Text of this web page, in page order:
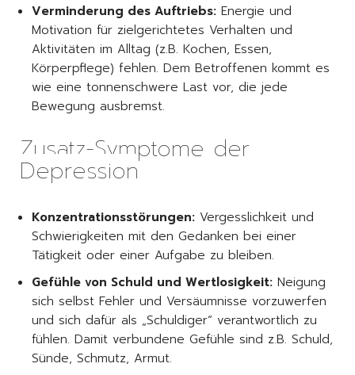
Verminderung des Auftriebs: Energie und
Motivation für zielgerichtetes Verhalten und
Aktivitäten im Alltag (z.B. Kochen, Essen,
Körperpflege) fehlen. Dem Betroffenen kommt es
wie eine tonnenschwere Last vor, die jede
Bewegung ausbremst.
Zusatz-Symptome der
Depression
Konzentrationsstörungen: Vergesslichkeit und
Schwierigkeiten mit den Gedanken bei einer
Tätigkeit oder einer Aufgabe zu bleiben.
Gefühle von Schuld und Wertlosigkeit: Neigung
sich selbst Fehler und Versäumnisse vorzuwerfen
und sich dafür als „Schuldiger“ verantwortlich zu
fühlen. Damit verbundene Gefühle sind z.B. Schuld,
Sünde, Schmutz, Armut.